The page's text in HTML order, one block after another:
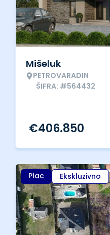
Mišeluk
PETROVARADIN
ŠIFRA: #564432
€406.850
Plac Ekskluzivno